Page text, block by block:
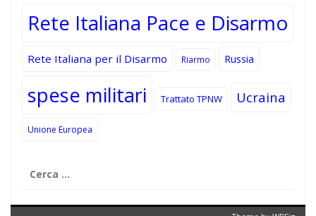
Rete Italiana Pace e Disarmo
Rete Italiana per il Disarmo Riarmo Russia
spese militari Trattato TPNW Ucraina
Unione Europea
per: